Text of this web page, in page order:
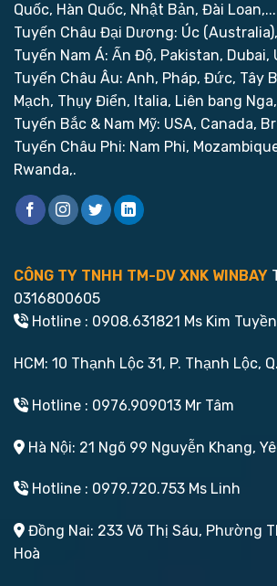
Quốc, Hàn Quốc, Nhật Bản, Đài Loan,...
Tuyến Châu Đại Dương: Úc
Tuyến Nam Á: Ấn Độ, Pakistan, Dubai,
Tuyến Châu Âu: Anh, Pháp, Đức, Tây
Mạch, Thụy Điển, Italia, Liên bang Nga,
Tuyến Bắc & Nam Mỹ: USA, Canada,
Tuyến Châu Phi: Nam Phi,
Rwanda,.
CÔNG TY TNHH TM-DV XNK WINBAY
0316800605
Hotline : 0908.631821 Ms Kim Tuyền
HCM: 10 Thạnh Lộc 31, P. Thạnh Lộc,
Hotline : 0976.909013 Mr Tâm
Hà Nội: 21 Ngõ 99 Nguyễn Khang,
Hotline : 0979.720.753 Ms Linh
Đồng Nai: 233 Võ Thị Sáu, Phường
Hoà